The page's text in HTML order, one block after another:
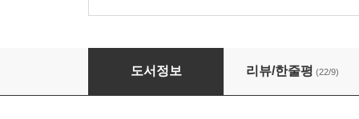
도서정보 리뷰/한줄평 (22/9)